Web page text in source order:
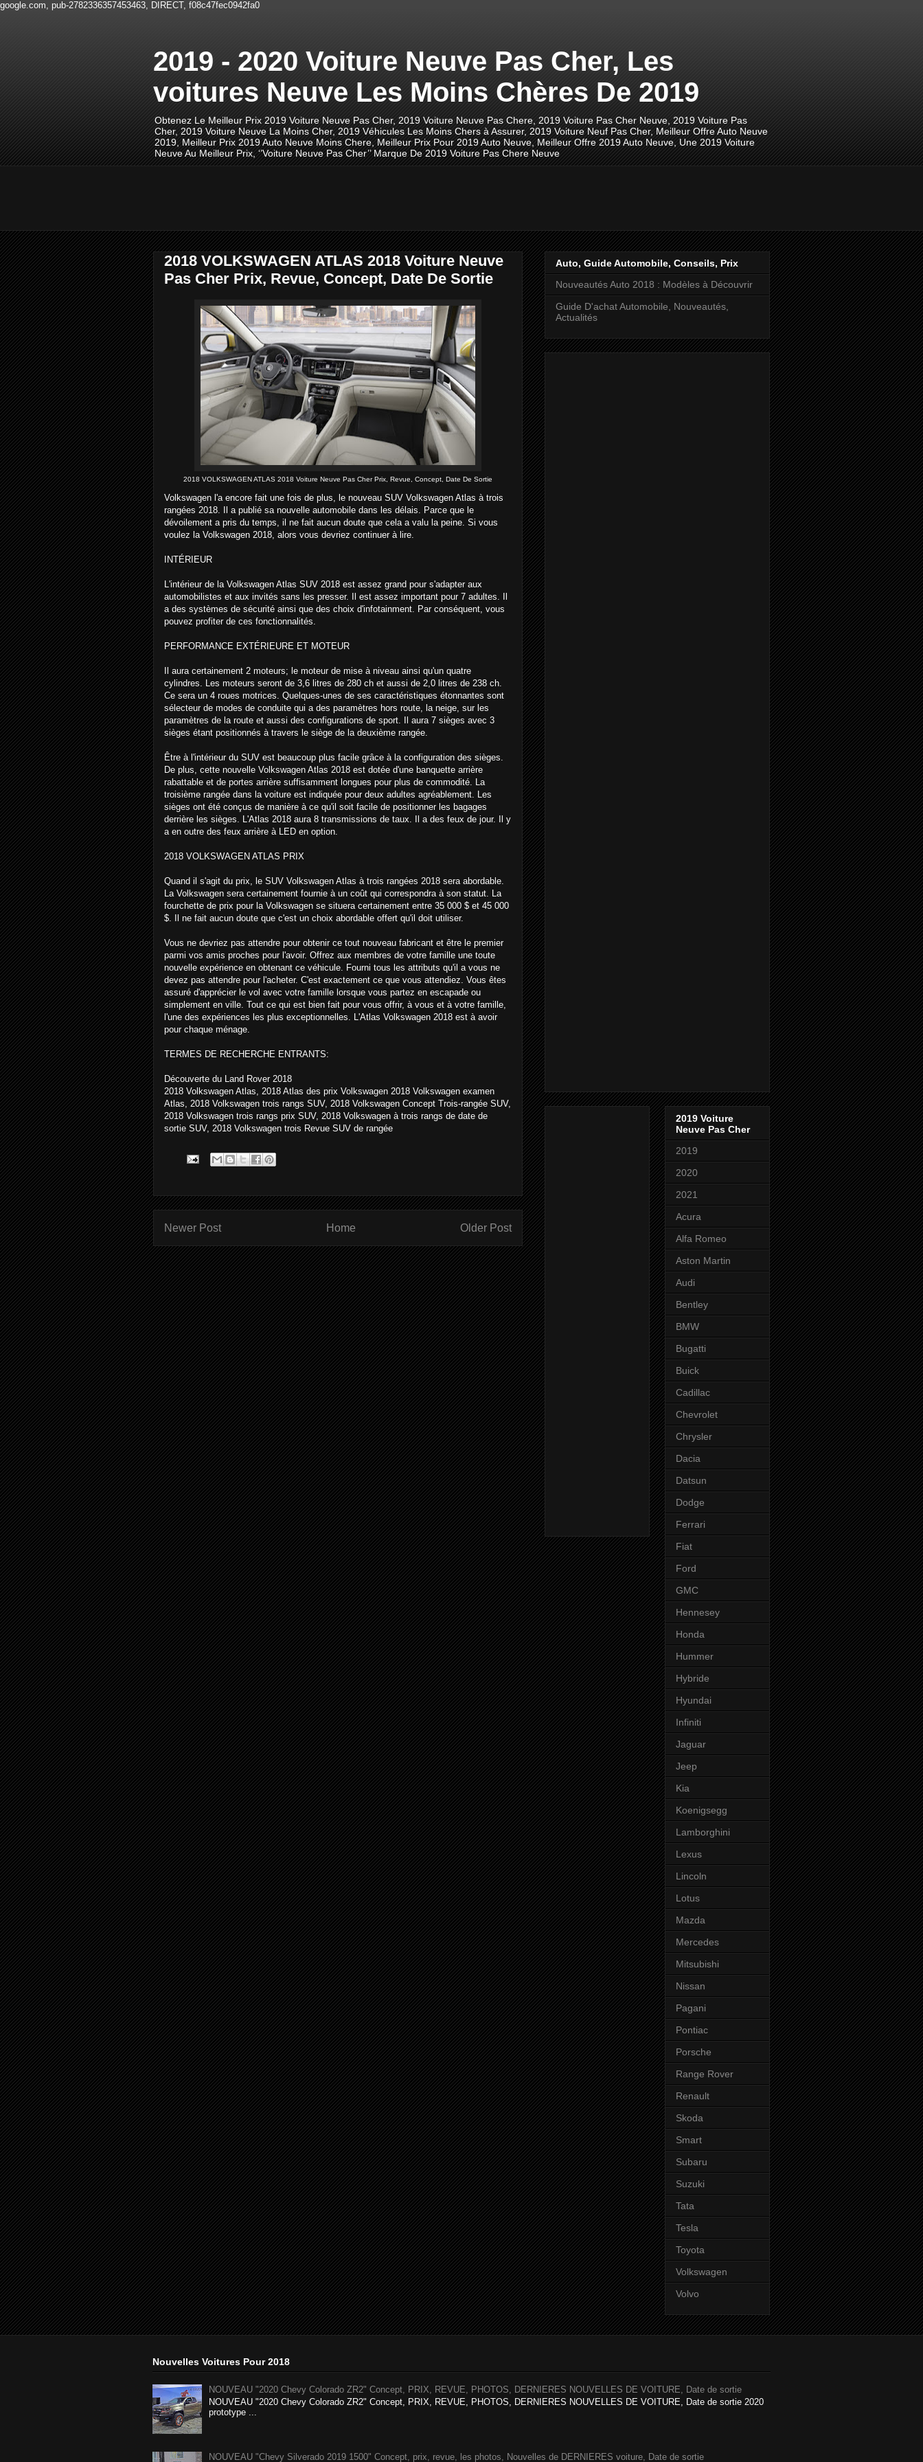
google.com, pub-2782336357453463, DIRECT, f08c47fec0942fa0
2019 - 2020 Voiture Neuve Pas Cher, Les
voitures Neuve Les Moins Chères De 2019
Obtenez Le Meilleur Prix 2019 Voiture Neuve Pas Cher, 2019 Voiture Neuve Pas Chere, 2019 Voiture Pas Cher Neuve, 2019 Voiture Pas
Cher, 2019 Voiture Neuve La Moins Cher, 2019 Véhicules Les Moins Chers à Assurer, 2019 Voiture Neuf Pas Cher, Meilleur Offre Auto Neuve
2019, Meilleur Prix 2019 Auto Neuve Moins Chere, Meilleur Prix Pour 2019 Auto Neuve, Meilleur Offre 2019 Auto Neuve, Une 2019 Voiture
Neuve Au Meilleur Prix, ‘’Voiture Neuve Pas Cher’’ Marque De 2019 Voiture Pas Chere Neuve
2018 VOLKSWAGEN ATLAS 2018 Voiture Neuve
Pas Cher Prix, Revue, Concept, Date De Sortie
2018 VOLKSWAGEN ATLAS 2018 Voiture Neuve Pas Cher Prix, Revue, Concept, Date De Sortie
Volkswagen l'a encore fait une fois de plus, le nouveau SUV Volkswagen Atlas à trois
rangées 2018. Il a publié sa nouvelle automobile dans les délais. Parce que le
dévoilement a pris du temps, il ne fait aucun doute que cela a valu la peine. Si vous
voulez la Volkswagen 2018, alors vous devriez continuer à lire.
INTÉRIEUR
L'intérieur de la Volkswagen Atlas SUV 2018 est assez grand pour s'adapter aux
automobilistes et aux invités sans les presser. Il est assez important pour 7 adultes. Il
a des systèmes de sécurité ainsi que des choix d'infotainment. Par conséquent, vous
pouvez profiter de ces fonctionnalités.
PERFORMANCE EXTÉRIEURE ET MOTEUR
Il aura certainement 2 moteurs; le moteur de mise à niveau ainsi qu'un quatre
cylindres. Les moteurs seront de 3,6 litres de 280 ch et aussi de 2,0 litres de 238 ch.
Ce sera un 4 roues motrices. Quelques-unes de ses caractéristiques étonnantes sont
sélecteur de modes de conduite qui a des paramètres hors route, la neige, sur les
paramètres de la route et aussi des configurations de sport. Il aura 7 sièges avec 3
sièges étant positionnés à travers le siège de la deuxième rangée.
Être à l'intérieur du SUV est beaucoup plus facile grâce à la configuration des sièges.
De plus, cette nouvelle Volkswagen Atlas 2018 est dotée d'une banquette arrière
rabattable et de portes arrière suffisamment longues pour plus de commodité. La
troisième rangée dans la voiture est indiquée pour deux adultes agréablement. Les
sièges ont été conçus de manière à ce qu'il soit facile de positionner les bagages
derrière les sièges. L'Atlas 2018 aura 8 transmissions de taux. Il a des feux de jour. Il y
a en outre des feux arrière à LED en option.
2018 VOLKSWAGEN ATLAS PRIX
Quand il s'agit du prix, le SUV Volkswagen Atlas à trois rangées 2018 sera abordable.
La Volkswagen sera certainement fournie à un coût qui correspondra à son statut. La
fourchette de prix pour la Volkswagen se situera certainement entre 35 000 $ et 45 000
$. Il ne fait aucun doute que c'est un choix abordable offert qu'il doit utiliser.
Vous ne devriez pas attendre pour obtenir ce tout nouveau fabricant et être le premier
parmi vos amis proches pour l'avoir. Offrez aux membres de votre famille une toute
nouvelle expérience en obtenant ce véhicule. Fourni tous les attributs qu'il a vous ne
devez pas attendre pour l'acheter. C'est exactement ce que vous attendiez. Vous êtes
assuré d'apprécier le vol avec votre famille lorsque vous partez en escapade ou
simplement en ville. Tout ce qui est bien fait pour vous offrir, à vous et à votre famille,
l'une des expériences les plus exceptionnelles. L'Atlas Volkswagen 2018 est à avoir
pour chaque ménage.
TERMES DE RECHERCHE ENTRANTS:
Découverte du Land Rover 2018
2018 Volkswagen Atlas, 2018 Atlas des prix Volkswagen 2018 Volkswagen examen
Atlas, 2018 Volkswagen trois rangs SUV, 2018 Volkswagen Concept Trois-rangée SUV,
2018 Volkswagen trois rangs prix SUV, 2018 Volkswagen à trois rangs de date de
sortie SUV, 2018 Volkswagen trois Revue SUV de rangée
Newer Post Older Post
Home
Auto, Guide Automobile, Conseils, Prix
Nouveautés Auto 2018 : Modèles à Découvrir
Guide D'achat Automobile, Nouveautés,
Actualités
2019 Voiture
Neuve Pas Cher
2019
2020
2021
Acura
Alfa Romeo
Aston Martin
Audi
Bentley
BMW
Bugatti
Buick
Cadillac
Chevrolet
Chrysler
Dacia
Datsun
Dodge
Ferrari
Fiat
Ford
GMC
Hennesey
Honda
Hummer
Hybride
Hyundai
Infiniti
Jaguar
Jeep
Kia
Koenigsegg
Lamborghini
Lexus
Lincoln
Lotus
Mazda
Mercedes
Mitsubishi
Nissan
Pagani
Pontiac
Porsche
Range Rover
Renault
Skoda
Smart
Subaru
Suzuki
Tata
Tesla
Toyota
Volkswagen
Volvo
Nouvelles Voitures Pour 2018
NOUVEAU "2020 Chevy Colorado ZR2" Concept, PRIX, REVUE, PHOTOS, DERNIERES NOUVELLES DE VOITURE, Date de sortie
NOUVEAU "2020 Chevy Colorado ZR2" Concept, PRIX, REVUE, PHOTOS, DERNIERES NOUVELLES DE VOITURE, Date de sortie 2020
prototype ...
NOUVEAU "Chevy Silverado 2019 1500" Concept, prix, revue, les photos, Nouvelles de DERNIERES voiture, Date de sortie